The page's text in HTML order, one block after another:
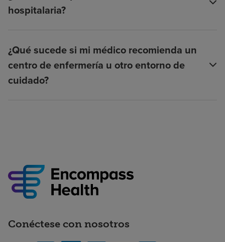
hospitalaria?
¿Qué sucede si mi médico recomienda un
centro de enfermería u otro entorno de
cuidado?
Conéctese con nosotros